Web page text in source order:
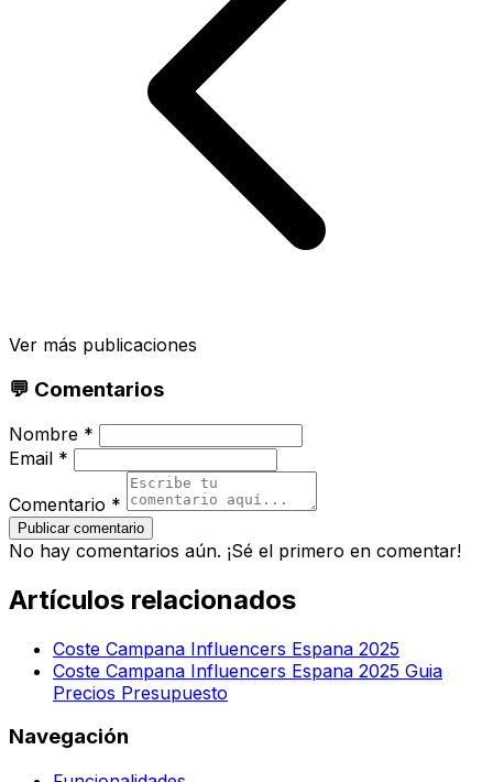
Ver más publicaciones
💬 Comentarios
Nombre *
Email *
Comentario *
Publicar comentario
No hay comentarios aún. ¡Sé el primero en comentar!
Artículos relacionados
Coste Campana Influencers Espana 2025
Coste Campana Influencers Espana 2025 Guia
Precios Presupuesto
Navegación